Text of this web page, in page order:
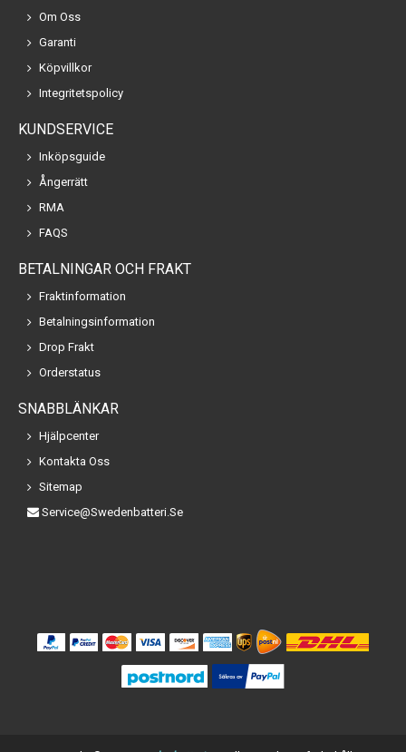
Om Oss
Garanti
Köpvillkor
Integritetspolicy
KUNDSERVICE
Inköpsguide
Ångerrätt
RMA
FAQS
BETALNINGAR OCH FRAKT
Fraktinformation
Betalningsinformation
Drop Frakt
Orderstatus
SNABBLÄNKAR
Hjälpcenter
Kontakta Oss
Sitemap
Service@swedenbatteri.se